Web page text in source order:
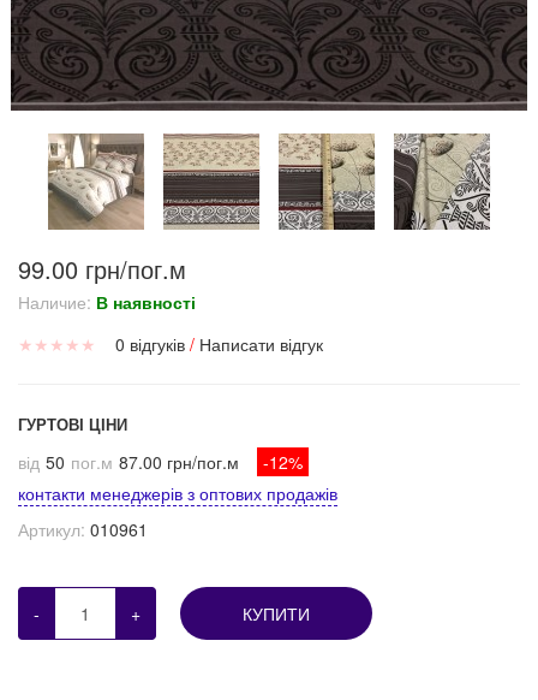
99.00 грн/пог.м
Наличие: В наявності
★ ★ ★ ★ ★ 0 відгуків / Написати відгук
ГУРТОВІ ЦІНИ
від 50 пог.м 87.00 грн/пог.м
-12%
контакти менеджерів з оптових продажів
Артикул: 010961
- + КУПИТИ